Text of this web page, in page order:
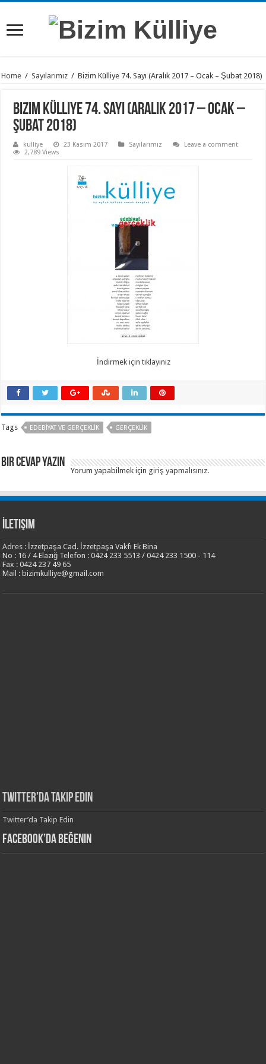
Home / Sayılarımız / Bizim Külliye 74. Sayı (Aralık 2017 – Ocak – Şubat 2018)
Bizim Külliye 74. Sayı (Aralık 2017 – Ocak –
Şubat 2018)
kulliye 23 Kasım 2017 Sayılarımız
Leave a comment
2,789 Views
İndirmek için tıklayınız
Tags EDEBIYAT VE GERÇEKLIK GERÇEKLIK
Bir Cevap Yazın
Yorum yapabilmek için giriş yapmalısınız.
İletişim
Adres : İzzetpaşa Cad. İzzetpaşa Vakfı Ek Bina
No : 16 / 4 Elazığ Telefon : 0424 233 5513 / 0424 233 1500 - 114
Fax : 0424 237 49 65
Mail : bizimkulliye@gmail.com
Twitter’da Takip Edin
Twitter’da Takip Edin
Facebook’da Beğenin